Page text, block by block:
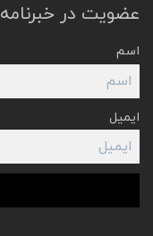
عضویت در خبرنامه
اسم
ایمیل